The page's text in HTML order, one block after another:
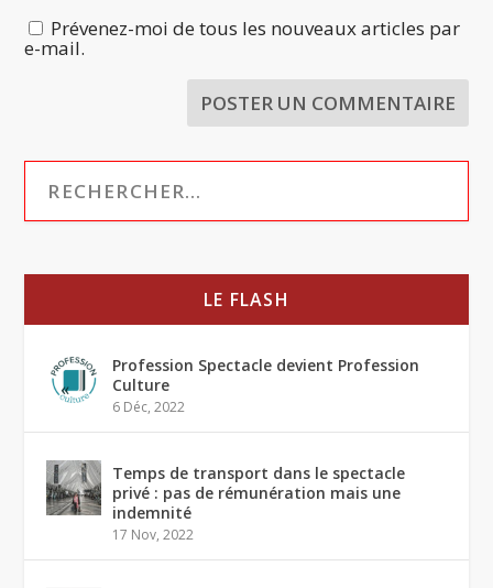
Prévenez-moi de tous les nouveaux articles par
e-mail.
LE FLASH
Profession Spectacle devient Profession
Culture
6 Déc, 2022
Temps de transport dans le spectacle
privé : pas de rémunération mais une
indemnité
17 Nov, 2022